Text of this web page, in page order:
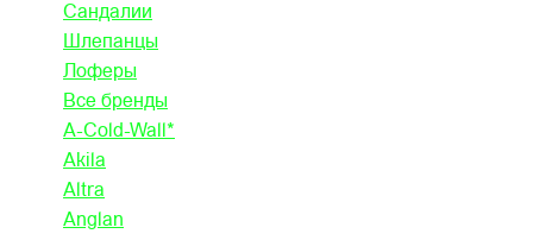
Сандалии
Шлепанцы
Лоферы
Все бренды
A-Cold-Wall*
Akila
Altra
Anglan